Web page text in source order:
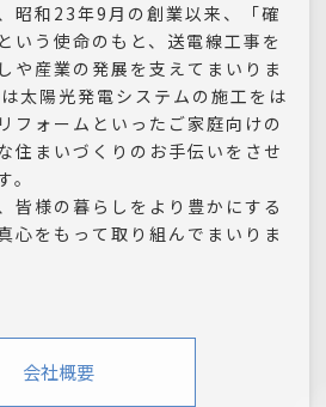
昭和23年9月の創業以来、「確
いう使命のもと、送電線工事を
や産業の発展を支えてまいりま
太陽光発電システムの施工をは
フォームといったご家庭向けの
住まいづくりのお手伝いをさせ
皆様の暮らしをより豊かにする
心をもって取り組んでまいりま
会社概要